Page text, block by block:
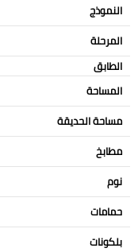
النموذج
المرحلة
الطابق
المساحة
مساحة الحديقة
مطابخ
نوم
حمامات
بلكونات